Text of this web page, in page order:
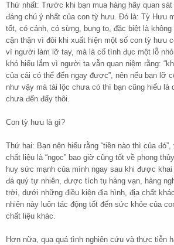
Thứ nhất: Trước khi bạn mua hàng hãy quan
đáng chú ý nhất của con tỳ hưu. Đó là: Tỳ Hưu
tốt, có cánh, có sừng, bụng to, đặc biệt là không
cận thận vì đôi khi xuất hiện một số con tỳ hưu
vì người làm lỡ tay, mà là cố tình đục một lỗ
khó hiểu lắm vì người ta vẫn quan niệm rằng:
của cải có thể đến ngay được”, nên nếu bạn lỡ
như vậy mà tài lộc chưa có thì bạn cũng hiểu là
chưa đến đấy thôi.
Con tỳ hưu là gì?
Thứ hai: Bạn nên hiểu rằng “tiền nào thì của
chất liệu là “ngọc” bao giờ cũng tốt về phong
huy sức mạnh của mình ngay sau khi được khai
đá quý tự nhiên, được tích tụ hàng vạn, hàng
trời, dưới những điều kiện địa hình, địa chất
nhiên này luôn tác động tốt đến sức khỏe của
chất liệu khác.
Hơn nữa, qua quá tình nghiên cứu và thực tiễn